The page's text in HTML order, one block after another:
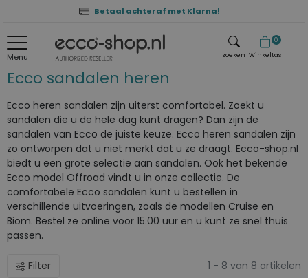
Betaal achteraf met Klarna!
Menu zoeken
0
Winkeltas
Ecco sandalen heren
Ecco heren sandalen zijn uiterst comfortabel. Zoekt u
sandalen die u de hele dag kunt dragen? Dan zijn de
sandalen van Ecco de juiste keuze. Ecco heren sandalen zijn
zo ontworpen dat u niet merkt dat u ze draagt. Ecco-shop.nl
biedt u een grote selectie aan sandalen. Ook het bekende
Ecco model Offroad vindt u in onze collectie. De
comfortabele Ecco sandalen kunt u bestellen in
verschillende uitvoeringen, zoals de modellen Cruise en
Biom. Bestel ze online voor 15.00 uur en u kunt ze snel thuis
passen.
Filter 1 - 8 van 8 artikelen